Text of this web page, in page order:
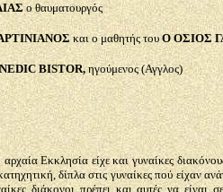
ο θαυματουργός
και ο μαθητής του Ο ΟΣΙΟΣ
BISTOR,ηγούμενος (Αγγλος)
Εκκλησία είχε και γυναίκες
δίπλα στις γυναίκες πού είχαν
διάκονοι πρέπει και αυτές να είναι